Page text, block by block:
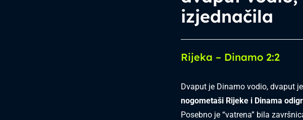
izjednačila
Rijeka – Dinamo 2:2
Dvaput je Dinamo vodio, dvaput
nogometaši Rijeke i Dinama
Posebno je “vatrena” bila